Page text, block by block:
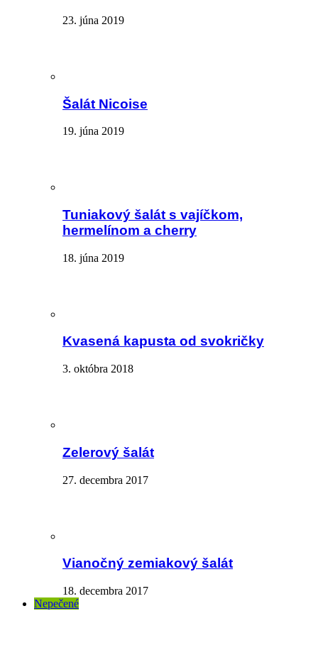
23. júna 2019
Šalát Nicoise
19. júna 2019
Tuniakový šalát s vajíčkom,
hermelínom a cherry
18. júna 2019
Kvasená kapusta od svokričky
3. októbra 2018
Zelerový šalát
27. decembra 2017
Vianočný zemiakový šalát
18. decembra 2017
Nepečené